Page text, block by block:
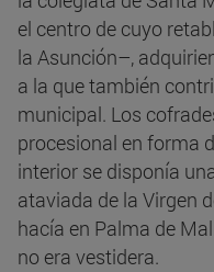
el centro de cuyo
la Asunción–,
a la que también
municipal. Los
procesional en forma
interior se disponía
ataviada de la Virgen
hacía en Palma de
no era vestidera.